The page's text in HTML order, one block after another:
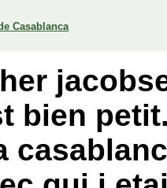
Casablanca
bien